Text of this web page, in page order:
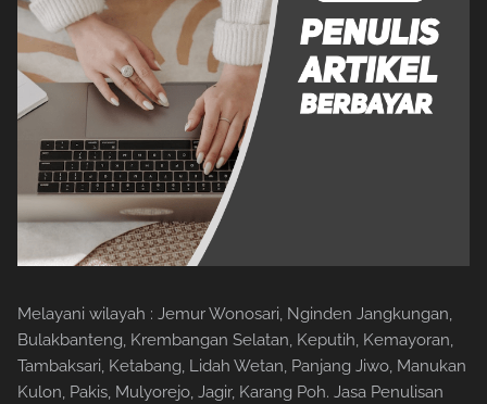
Melayani wilayah : Jemur Wonosari, Nginden Jangkungan,
Bulakbanteng, Krembangan Selatan, Keputih, Kemayoran,
Tambaksari, Ketabang, Lidah Wetan, Panjang Jiwo, Manukan
Kulon, Pakis, Mulyorejo, Jagir, Karang Poh. Jasa Penulisan